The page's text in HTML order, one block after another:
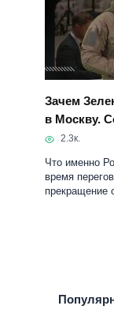
Зачем
в Москву.
2.3к.
Что именно
время
прекращение